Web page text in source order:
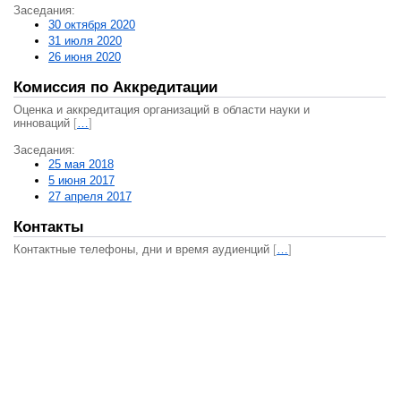
Заседания:
30 октября 2020
31 июля 2020
26 июня 2020
Комиссия по Аккредитации
Оценка и аккредитация организаций в области науки и
инноваций […]
Заседания:
25 мая 2018
5 июня 2017
27 апреля 2017
Контакты
Контактные телефоны, дни и время аудиенций […]